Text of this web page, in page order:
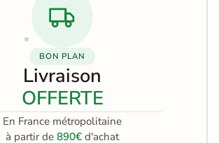
BON PLAN
Livraison
OFFERTE
En France métropolitaine
à partir de 890€ d'achat